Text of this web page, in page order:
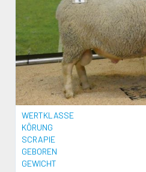
WERTKLASSE
KÖRUNG
SCRAPIE
GEBOREN
GEWICHT